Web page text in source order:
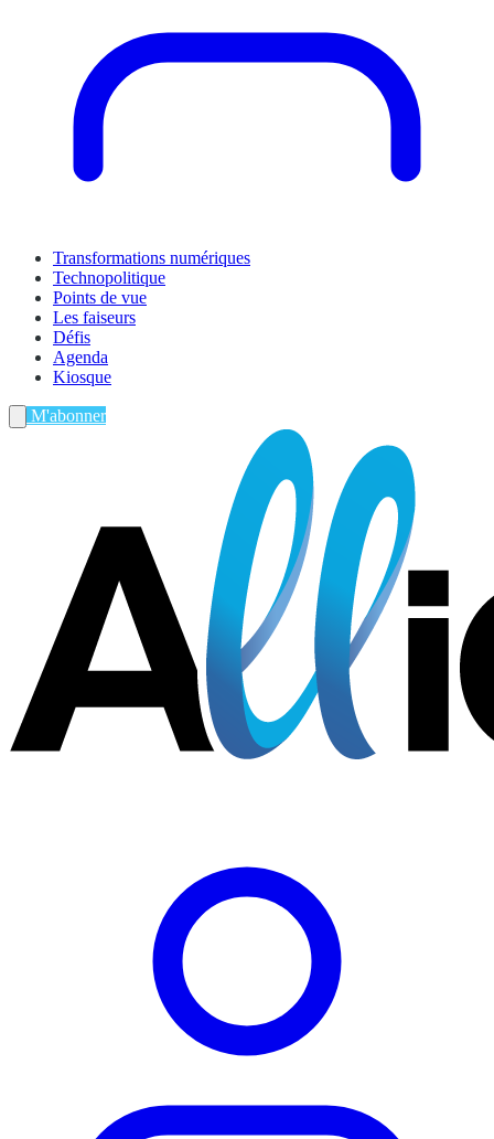
Transformations numériques
Technopolitique
Points de vue
Les faiseurs
Défis
Agenda
Kiosque
M'abonner